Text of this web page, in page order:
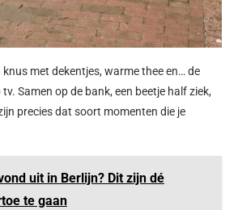
met dekentjes, warme thee en… de
Samen op de bank, een beetje half ziek,
precies dat soort momenten die je
uit in Berlijn? Dit zijn dé
te gaan